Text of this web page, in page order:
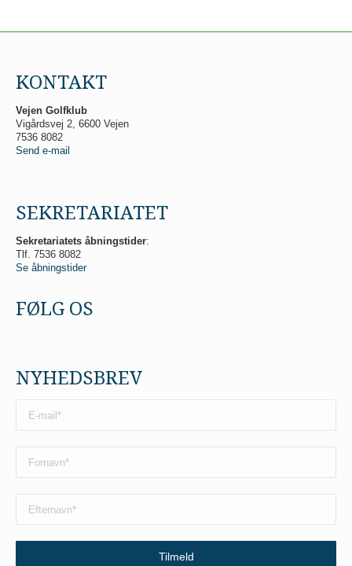
KONTAKT
Vejen Golfklub
Vigårdsvej 2, 6600 Vejen
7536 8082
Send e-mail
SEKRETARIATET
Sekretariatets åbningstider:
Tlf. 7536 8082
Se åbningstider
FØLG OS
NYHEDSBREV